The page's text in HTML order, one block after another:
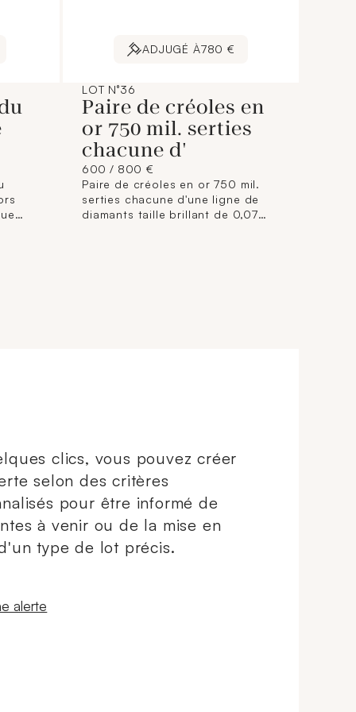
ADJUGÉ À780 €
LOT N°36
Paire de créoles en
or 750 mil. serties
chacune d'
600 / 800 €
Paire de créoles en or 750 mil.
serties chacune d'une ligne de
diamants taille brillant de 0,07
clics, vous pouvez créer
selon des critères
pour être informé de
à venir ou de la mise en
type de lot précis.
fenêtre
alerte